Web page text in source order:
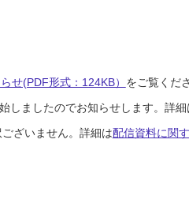
せ(PDF形式：124KB） をご覧くださ
しましたのでお知らせします。詳細
ざいません。詳細は配信資料に関